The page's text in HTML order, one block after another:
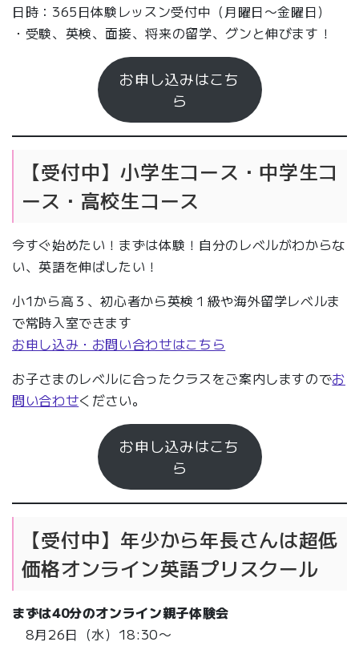
日時：365日体験レッスン受付中（月曜日〜金曜日）
・受験、英検、面接、将来の留学、グンと伸びます！
お申し込みはこち
ら
【受付中】小学生コース・中学生コ
ース・高校生コース
今すぐ始めたい！まずは体験！自分のレベルがわからな
い、英語を伸ばしたい！
小1から高３、初心者から英検１級や海外留学レベルま
で常時入室できます
お申し込み・お問い合わせはこちら
お子さまのレベルに合ったクラスをご案内しますのでお
問い合わせください。
お申し込みはこち
ら
【受付中】年少から年長さんは超低
価格オンライン英語プリスクール
まずは40分のオンライン親子体験会
8月26日（水）18:30〜